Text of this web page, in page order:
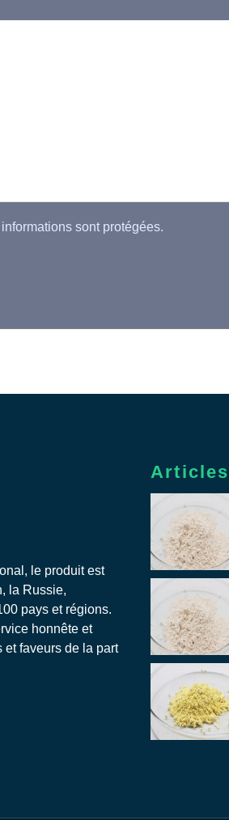
sont protégées.
le produit est
la Russie,
pays et régions.
honnête et
et faveurs de la part